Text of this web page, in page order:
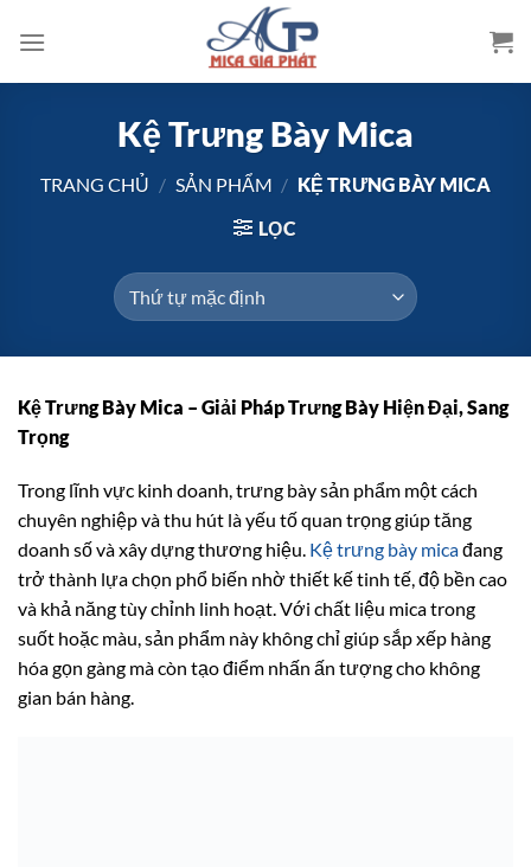
qua
Kệ Trưng Bày Mica
TRANG CHỦ / SẢN PHẨM / KỆ TRƯNG BÀY MICA
LỌC
Kệ Trưng Bày Mica – Giải Pháp Trưng Bày Hiện Đại, Sang
Trọng
Trong lĩnh vực kinh doanh, trưng bày sản phẩm một cách
chuyên nghiệp và thu hút là yếu tố quan trọng giúp tăng
doanh số và xây dựng thương hiệu. Kệ trưng bày micađang
trở thành lựa chọn phổ biến nhờ thiết kế tinh tế, độ bền cao
và khả năng tùy chỉnh linh hoạt. Với chất liệu mica trong
suốt hoặc màu, sản phẩm này không chỉ giúp sắp xếp hàng
hóa gọn gàng mà còn tạo điểm nhấn ấn tượng cho không
gian bán hàng.